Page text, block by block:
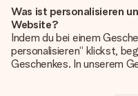
Was ist personalisieren
Website?
Indem du bei einem
personalisieren“ klickst,
Geschenkes. In unserem